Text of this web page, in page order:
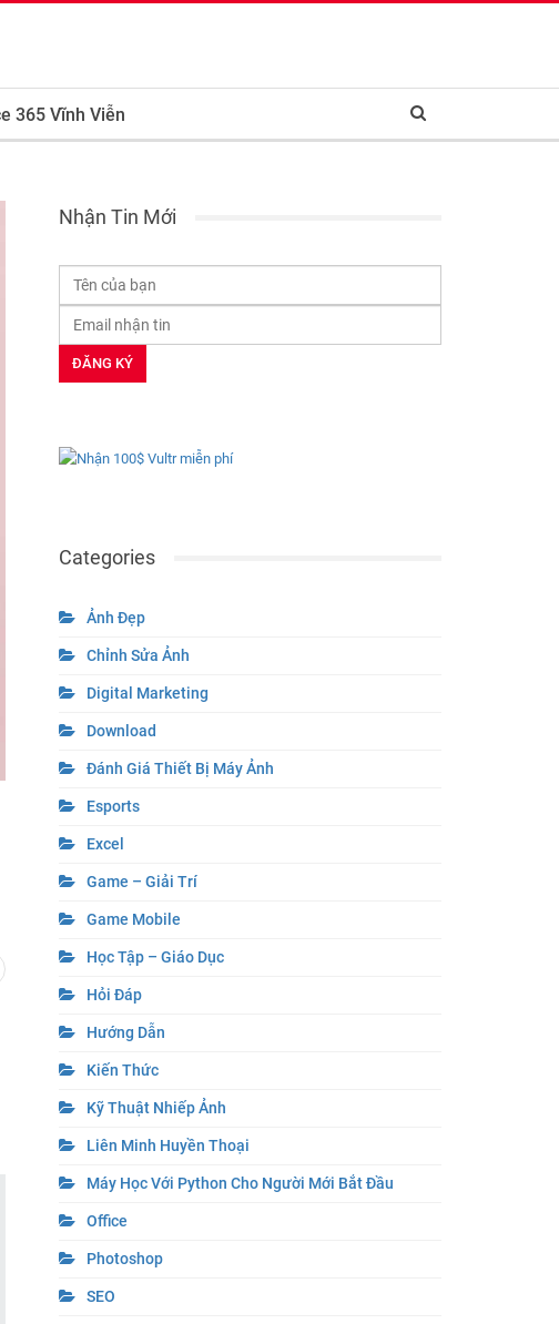
365 Vĩnh Viễn
Nhận Tin Mới
Categories
Ảnh Đẹp
Chỉnh Sửa Ảnh
Digital Marketing
Download
Đánh Giá Thiết Bị Máy Ảnh
Esports
Excel
Game – Giải Trí
Game Mobile
Học Tập – Giáo Dục
Hỏi Đáp
Hướng Dẫn
Kiến Thức
Kỹ Thuật Nhiếp Ảnh
Liên Minh Huyền Thoại
Máy Học Với Python Cho Người Mới Bắt Đầu
Office
Photoshop
SEO